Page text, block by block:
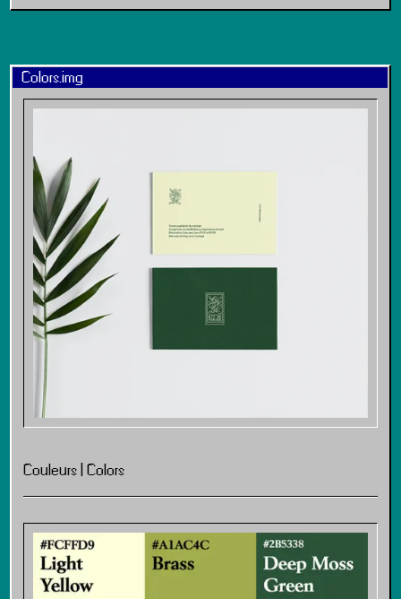
Colors.img
Couleurs | Colors